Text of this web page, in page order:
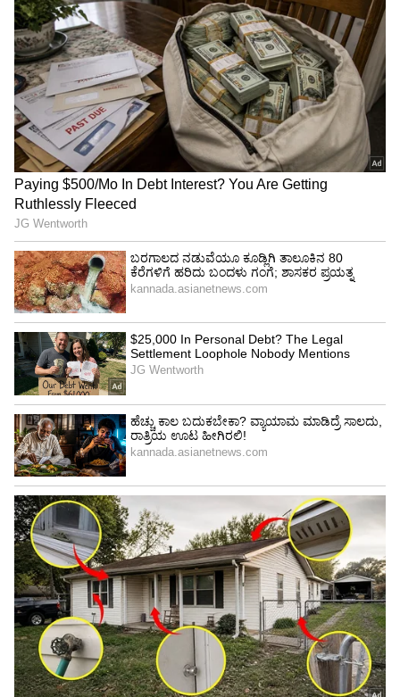
Related Articles
ಪುಷ್ಪಾ -2 ಕಾಲ್ತುಳಿತ : ನಟ ಅಲ್ಲು ಅರ್ಜುನ್‌ ಆರೋಪಿ
ನಂ.11
ಅರ್ಜುನ್‌ ತೆಂಡುಲ್ಕರ್‌ ಮದುವೆ ನಿಶ್ಚಯವಾದ ಬೆನ್ನಲ್ಲೇ
ಸಚಿನ್‌ ದೊಡ್ಡ ನಿರ್ಧಾರ, ಶೀಘ್ರವೇ ಸಾರಾ ತೆಂಡುಲ್ಕರ್‌
ವಿವಾಹ
3
5
Image Credit :Arjun Das Instagram
ಅನೇಕ ಸಿನಿಮಾಗಳಲ್ಲಿ ನಟನೆ
ಅರ್ಜುನ್ ದಾಸ್ ನಾಯಕನಾಗಿ ನಟಿಸಿದ 'ಅಂಧಕಾರಂ' ಚಿತ್ರ
ನೇರವಾಗಿ ನೆಟ್‌ಫ್ಲಿಕ್ಸ್ ಓಟಿಟಿಯಲ್ಲಿ ಬಿಡುಗಡೆಯಾಗಿತ್ತು. ಈ